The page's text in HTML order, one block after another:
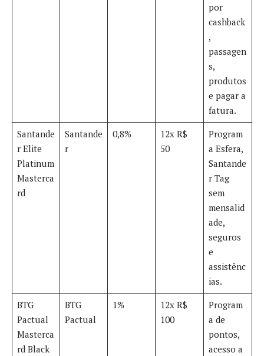
por
cashback
,
passagen
s,
produtos
e pagar a
fatura.
Santande
r Elite
Platinum
Masterca
rd
Santande
r
0,8%
12x R$
50
Program
a Esfera,
Santande
r Tag
sem
mensalid
ade,
seguros
e
assistênc
ias.
BTG
Pactual
Masterca
rd Black
BTG
Pactual
1%
12x R$
100
Program
a de
pontos,
acesso a